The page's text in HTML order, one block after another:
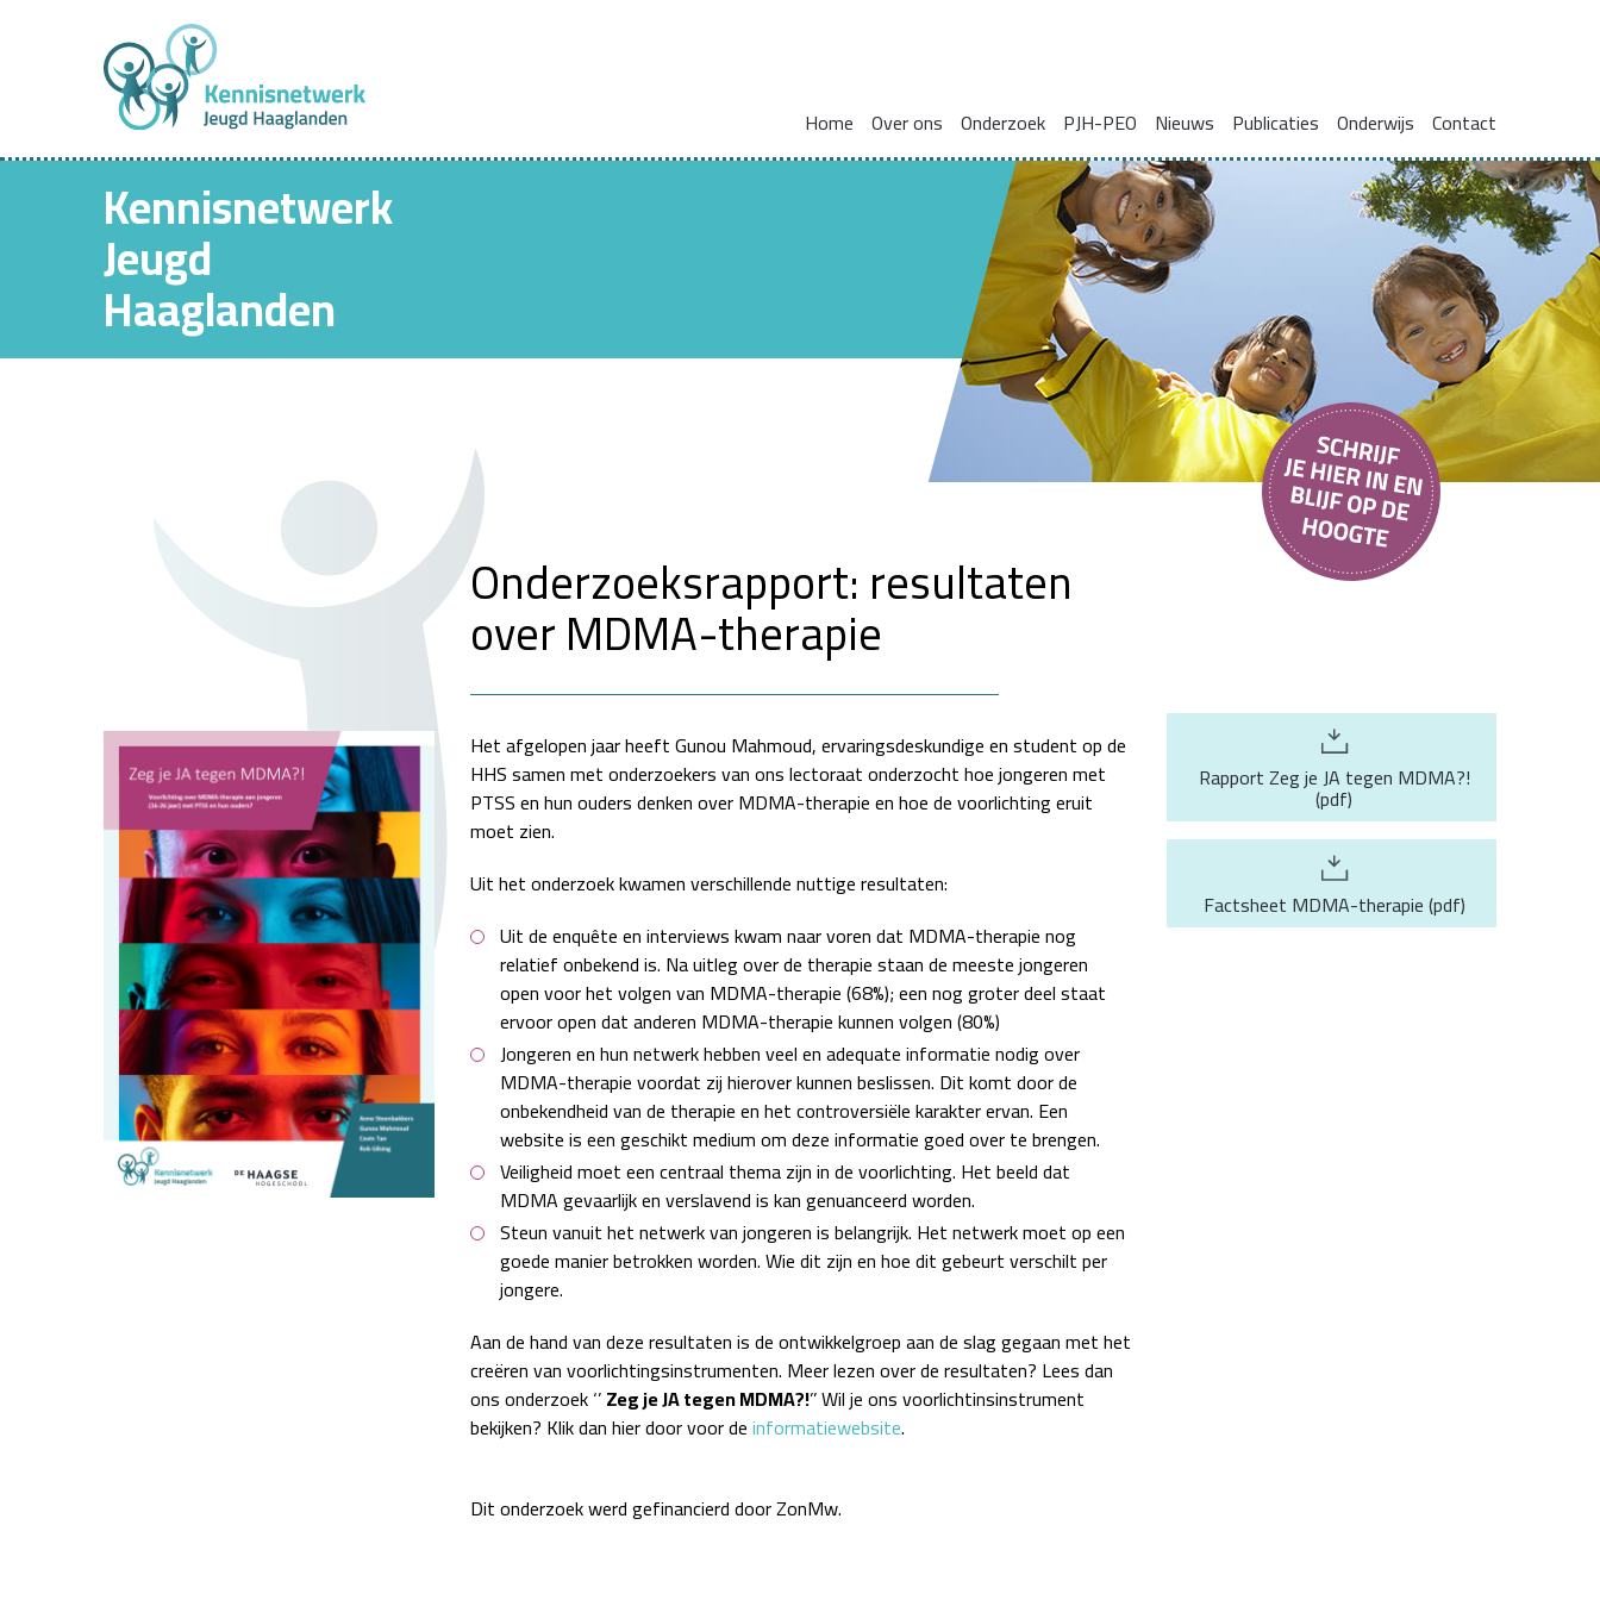
Home Over ons
Vacatures
Onderzoek
Normaliseren en versterken pedagogische basis
PJH-PEO Nieuws Publicaties
Onderzoeksrapporten
Blogs
Onderwijs
Zorgcoördinatie voor gezinnen met complexe problemen
HBO Skills II
Contact
Kennisnetwerk
Jeugd
Haaglanden
Onderzoeksrapport: resultaten
over MDMA-therapie
Het afgelopen jaar heeft Gunou Mahmoud, ervaringsdeskundige en student op de
HHS samen met onderzoekers van ons lectoraat onderzocht hoe jongeren met
PTSS en hun ouders denken over MDMA-therapie en hoe de voorlichting eruit
moet zien.
Uit het onderzoek kwamen verschillende nuttige resultaten:
Uit de enquête en interviews kwam naar voren dat MDMA-therapie nog
relatief onbekend is. Na uitleg over de therapie staan de meeste jongeren
open voor het volgen van MDMA-therapie (68%); een nog groter deel staat
ervoor open dat anderen MDMA-therapie kunnen volgen (80%)
Jongeren en hun netwerk hebben veel en adequate informatie nodig over
MDMA-therapie voordat zij hierover kunnen beslissen. Dit komt door de
onbekendheid van de therapie en het controversiële karakter ervan. Een
website is een geschikt medium om deze informatie goed over te brengen.
Veiligheid moet een centraal thema zijn in de voorlichting. Het beeld dat
MDMA gevaarlijk en verslavend is kan genuanceerd worden.
Steun vanuit het netwerk van jongeren is belangrijk. Het netwerk moet op een
goede manier betrokken worden. Wie dit zijn en hoe dit gebeurt verschilt per
jongere.
Aan de hand van deze resultaten is de ontwikkelgroep aan de slag gegaan met het
creëren van voorlichtingsinstrumenten. Meer lezen over de resultaten? Lees dan
ons onderzoek ‘’Zeg je JA tegen MDMA?!’’ Wil je ons voorlichtinsinstrument
bekijken? Klik dan hier door voor deinformatiewebsite.
Dit onderzoek werd gefinancierd door ZonMw.
Rapport Zeg je JA tegen MDMA?!
(pdf)
Factsheet MDMA-therapie(pdf)